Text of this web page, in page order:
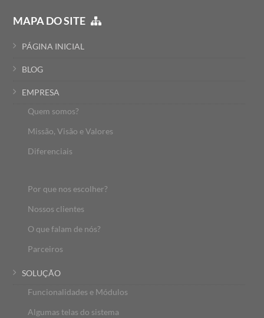
MAPA DO SITE
PÁGINA INICIAL
BLOG
EMPRESA
Quem somos?
Missão, Visão e Valores
Diferenciais
Por que nos escolher?
Nossos clientes
O que falam de nós?
Parceiros
SOLUÇÃO
Funcionalidades e Módulos
Algumas telas do sistema